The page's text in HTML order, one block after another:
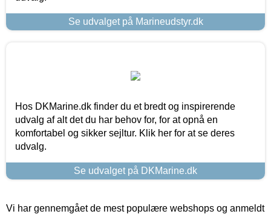
Se udvalget på Marineudstyr.dk
Hos DKMarine.dk finder du et bredt og inspirerende
udvalg af alt det du har behov for, for at opnå en
komfortabel og sikker sejltur. Klik her for at se deres
udvalg.
Se udvalget på DKMarine.dk
Vi har gennemgået de mest populære webshops og anmeldt